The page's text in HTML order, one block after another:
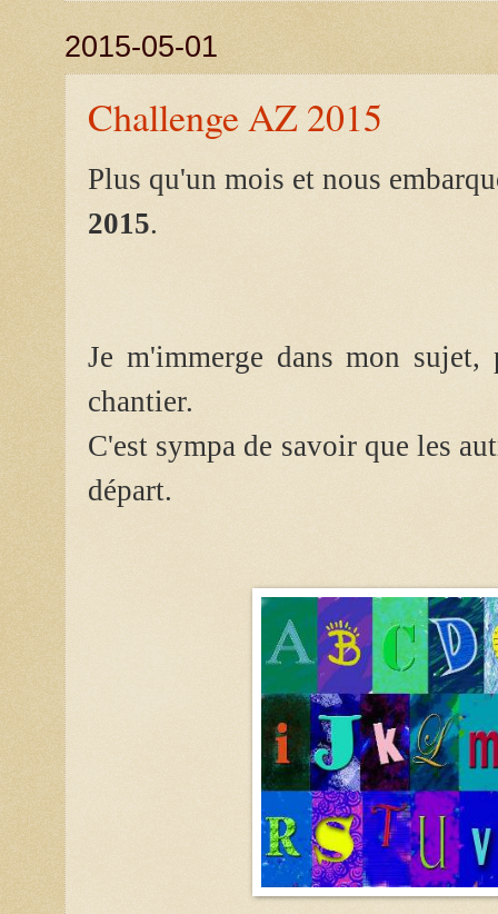
2015-05-01
Challenge AZ 2015
Plus qu'un mois et nous
2015.
Je m'immerge dans mon sujet,
chantier.
C'est sympa de savoir que les
départ.